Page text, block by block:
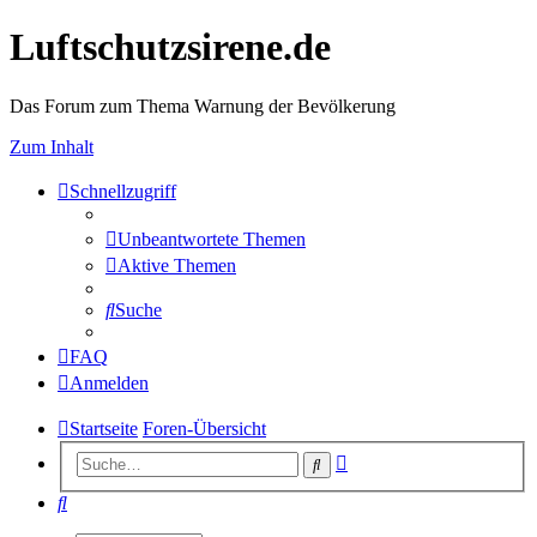
Luftschutzsirene.de
Das Forum zum Thema Warnung der Bevölkerung
Zum Inhalt
Schnellzugriff
Unbeantwortete Themen
Aktive Themen
Suche
FAQ
Anmelden
Startseite Foren-Übersicht
Suche
Suche